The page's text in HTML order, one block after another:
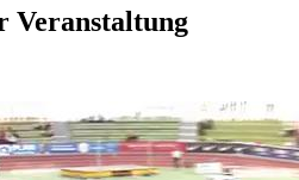
Veranstaltung